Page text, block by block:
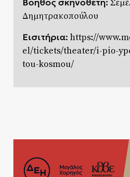
Βοηθός σκηνοθέτη:
Δημητρακοπούλου
Εισιτήρια: https://
el/tickets/theater/i-pio-
tou-kosmou/